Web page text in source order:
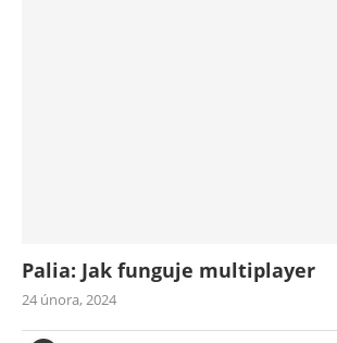
Palia: Jak funguje multiplayer
24 února, 2024